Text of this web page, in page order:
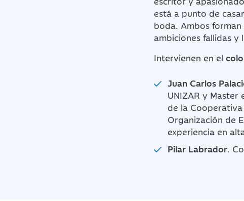
está a punto de
boda. Ambos
ambiciones fallidas
Intervienen en el
Juan Carlos
UNIZAR y Master
de la
Organización de
experiencia en
Pilar Labrador.